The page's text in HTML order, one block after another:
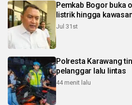
Pemkab Bogor buka
listrik hingga
Jul 31st
Polresta Karawang
pelanggar lalu lintas
44 menit lalu